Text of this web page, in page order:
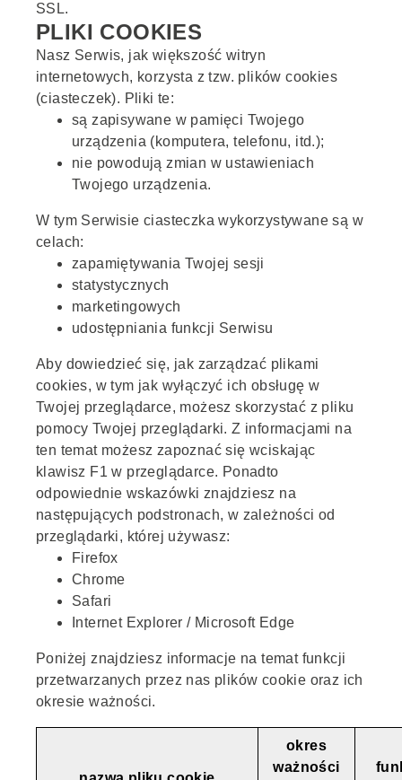
SSL.
PLIKI COOKIES
Nasz Serwis, jak większość witryn
internetowych, korzysta z tzw. plików cookies
(ciasteczek). Pliki te:
są zapisywane w pamięci Twojego
urządzenia (komputera, telefonu, itd.);
nie powodują zmian w ustawieniach
Twojego urządzenia.
W tym Serwisie ciasteczka wykorzystywane są w
celach:
zapamiętywania Twojej sesji
statystycznych
marketingowych
udostępniania funkcji Serwisu
Aby dowiedzieć się, jak zarządzać plikami
cookies, w tym jak wyłączyć ich obsługę w
Twojej przeglądarce, możesz skorzystać z pliku
pomocy Twojej przeglądarki. Z informacjami na
ten temat możesz zapoznać się wciskając
klawisz F1 w przeglądarce. Ponadto
odpowiednie wskazówki znajdziesz na
następujących podstronach, w zależności od
przeglądarki, której używasz:
Firefox
Chrome
Safari
Internet Explorer / Microsoft Edge
Poniżej znajdziesz informacje na temat funkcji
przetwarzanych przez nas plików cookie oraz ich
okresie ważności.
okres
ważności